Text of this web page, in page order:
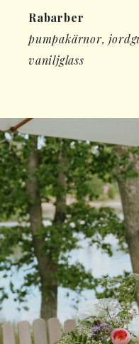
Rabarber
pumpakärnor,
vaniljglass